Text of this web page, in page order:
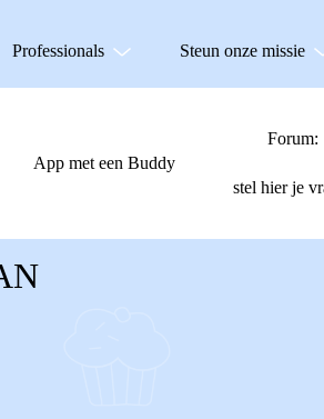
Professionals Steun onze missie
App met een Buddy
Forum:
stel hier je